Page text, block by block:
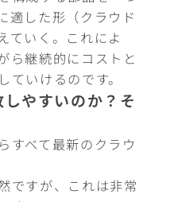
適した形（クラウド
ていく。これによ
ら継続的にコストと
ていけるのです。
やすいのか？そ
すべて最新のクラウ
ですが、これは非常